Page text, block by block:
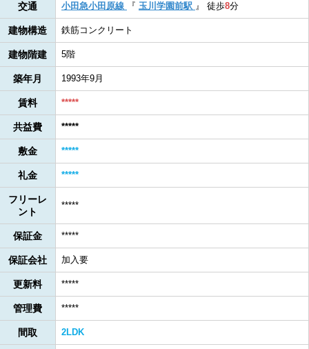
交通 小田急小田原線 『 玉川学園前駅 』 徒歩8分
建物構造 鉄筋コンクリート
建物階建 5階
築年月 1993年9月
賃料 *****
共益費 *****
敷金 *****
礼金 *****
フリーレ
ント
*****
保証金 *****
保証会社 加入要
更新料 *****
管理費 *****
間取 2LDK